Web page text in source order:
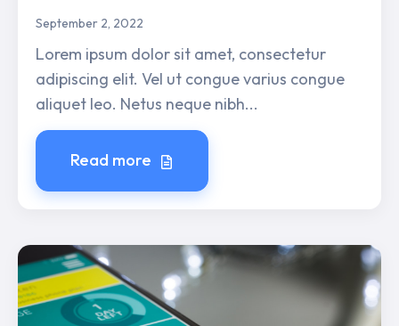
September 2, 2022
Lorem ipsum dolor sit amet, consectetur
adipiscing elit. Vel ut congue varius congue
aliquet leo. Netus neque nibh...
Read more